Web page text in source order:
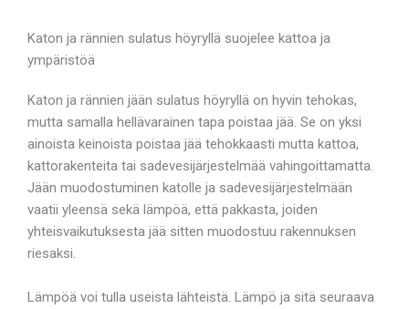
Katon ja rännien sulatus höyryllä suojelee kattoa ja
ympäristöä
Katon ja rännien jään sulatus höyryllä on hyvin tehokas,
mutta samalla hellävarainen tapa poistaa jää. Se on yksi
ainoista keinoista poistaa jää tehokkaasti mutta kattoa,
kattorakenteita tai sadevesijärjestelmää vahingoittamatta.
Jään muodostuminen katolle ja sadevesijärjestelmään
vaatii yleensä sekä lämpöä, että pakkasta, joiden
yhteisvaikutuksesta jää sitten muodostuu rakennuksen
riesaksi.
Lämpöä voi tulla useista lähteistä. Lämpö ja sitä seuraava